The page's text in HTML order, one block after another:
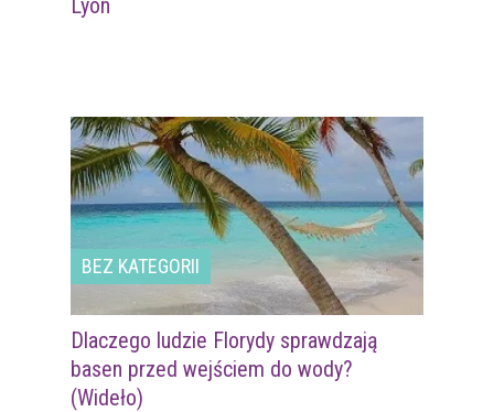
Lyon
BEZ KATEGORII
Dlaczego ludzie Florydy sprawdzają
basen przed wejściem do wody?
(Wideło)